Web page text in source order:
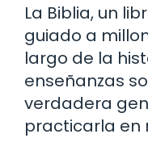
La Biblia, un
guiado a
largo de la
enseñanzas
verdadera
practicarla en